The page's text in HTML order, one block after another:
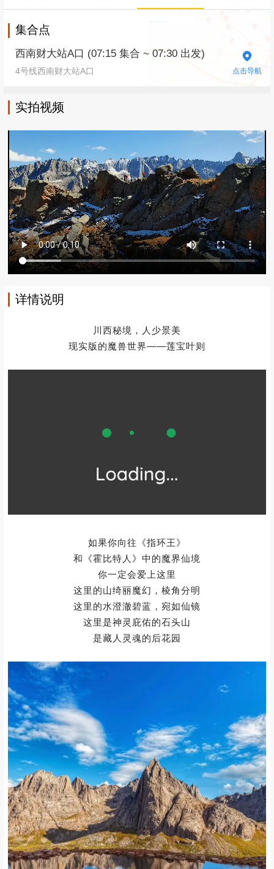
集合点
西南财大站A口 (07:15 集合 ~ 07:30 出发)
4号线西南财大站A口 点击导航
实拍视频
详情说明
川西秘境，人少景美
现实版的魔兽世界——莲宝叶则
如果你向往《指环王》
和《霍比特人》中的魔界仙境
你一定会爱上这里
这里的山绮丽魔幻，棱角分明
这里的水澄澈碧蓝，宛如仙镜
这里是神灵庇佑的石头山
是藏人灵魂的后花园